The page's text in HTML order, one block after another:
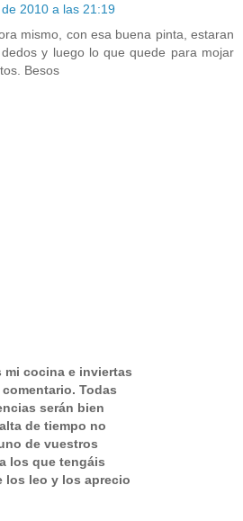
2010 a las 21:19
mismo, con esa buena pinta, estaran
y luego lo que quede para mojar
Besos
mi cocina e inviertas
Todas
serán bien
de tiempo no
de vuestros
los que tengáis
los leo y los aprecio